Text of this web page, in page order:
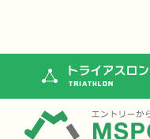
トライアスロン